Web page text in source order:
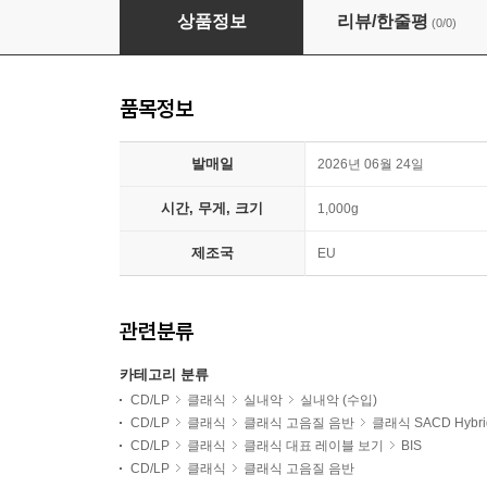
Alina Ibragimova 베토벤: 바이올린 소나타 1
상품정보 리뷰/한줄평 (0/0)
품목정보
발매일 2026년 06월 24일
시간, 무게, 크기 1,000g
제조국 EU
관련분류
카테고리 분류
CD/LP 클래식 실내악
실내악 (수입)
CD/LP
클래식 클래식 고음질 음반
클래식 SACD
CD/LP
클래식 클래식 대표 레이블 보기
BIS
CD/LP
클래식 클래식 고음질 음반